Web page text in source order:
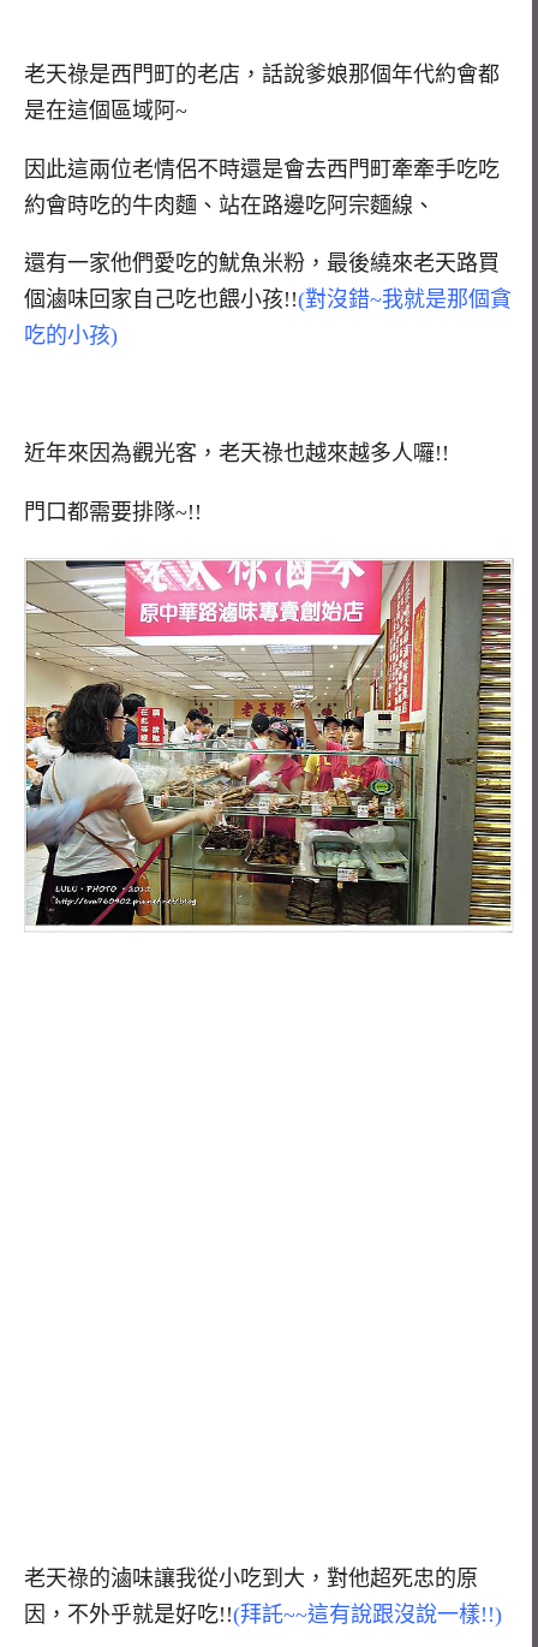
老天祿是西門町的老店，話說爹娘那個年代約會都
是在這個區域阿~
因此這兩位老情侶不時還是會去西門町牽牽手吃吃
約會時吃的牛肉麵、站在路邊吃阿宗麵線、
還有一家他們愛吃的魷魚米粉，最後繞來老天路買
個滷味回家自己吃也餵小孩!!(對沒錯~我就是那個貪
吃的小孩)
近年來因為觀光客，老天祿也越來越多人囉!!
門口都需要排隊~!!
老天祿的滷味讓我從小吃到大，對他超死忠的原
因，不外乎就是好吃!!(拜託~~這有說跟沒說一樣!!)